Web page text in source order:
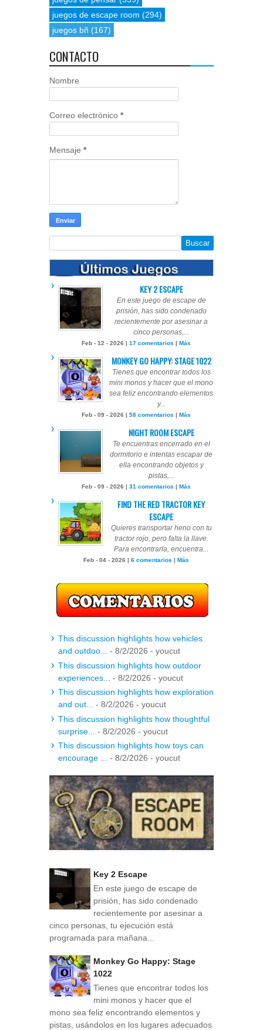
juegos de escape room (294)
juegos bñ (167)
CONTACTO
Nombre
Correo electrónico *
Mensaje *
KEY 2 ESCAPE
En este juego de escape de
prisión, has sido condenado
recientemente por asesinar a
cinco personas,...
Feb - 12 - 2026 | 17 comentarios | Más
MONKEY GO HAPPY: STAGE 1022
Tienes que encontrar todos los
mini monos y hacer que el mono
sea feliz encontrando elementos
y...
Feb - 09 - 2026 | 58 comentarios | Más
NIGHT ROOM ESCAPE
Te encuentras encerrado en el
dormitorio e intentas escapar de
ella encontrando objetos y
pistas,...
Feb - 09 - 2026 | 31 comentarios | Más
FIND THE RED TRACTOR KEY
ESCAPE
Quieres transportar heno con tu
tractor rojo, pero falta la llave.
Para encontrarla, encuentra...
Feb - 04 - 2026 | 6 comentarios | Más
This discussion highlights how vehicles
and outdoo...
- 8/2/2026 - youcut
This discussion highlights how outdoor
experiences...
- 8/2/2026 - youcut
This discussion highlights how exploration
and out...
- 8/2/2026 - youcut
This discussion highlights how thoughtful
surprise...
- 8/2/2026 - youcut
This discussion highlights how toys can
encourage ...
- 8/2/2026 - youcut
Key 2 Escape
En este juego de escape de
prisión, has sido condenado
recientemente por asesinar a
cinco personas, tu ejecución está
programada para mañana...
Monkey Go Happy: Stage
1022
Tienes que encontrar todos los
mini monos y hacer que el
mono sea feliz encontrando elementos y
pistas, usándolos en los lugares adecuados